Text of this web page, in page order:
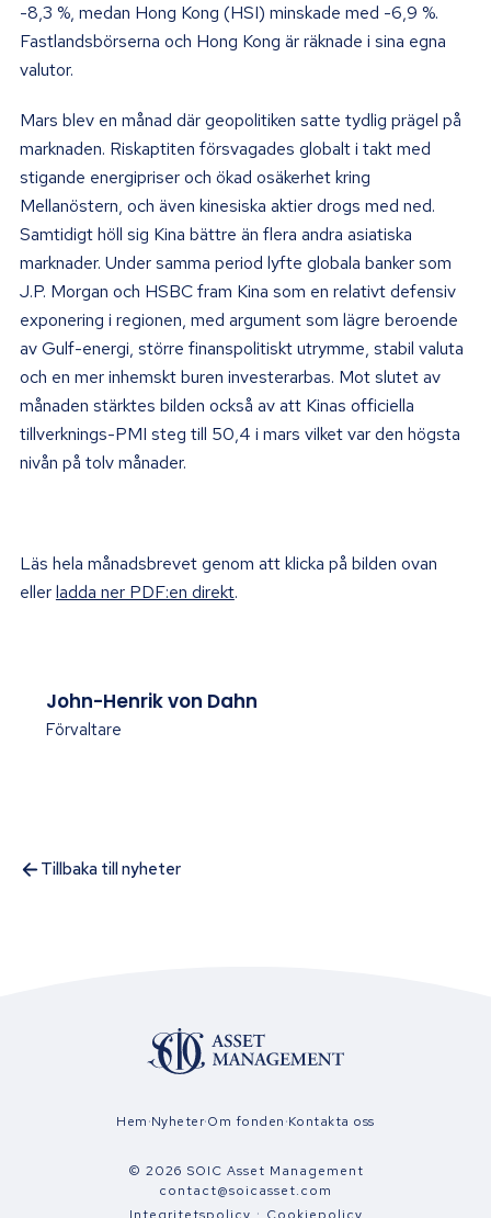
-8,3 %, medan Hong Kong (HSI) minskade med -6,9 %.
Fastlandsbörserna och Hong Kong är räknade i sina egna
valutor.
Mars blev en månad där geopolitiken satte tydlig prägel på
marknaden. Riskaptiten försvagades globalt i takt med
stigande energipriser och ökad osäkerhet kring
Mellanöstern, och även kinesiska aktier drogs med ned.
Samtidigt höll sig Kina bättre än flera andra asiatiska
marknader. Under samma period lyfte globala banker som
J.P. Morgan och HSBC fram Kina som en relativt defensiv
exponering i regionen, med argument som lägre beroende
av Gulf-energi, större finanspolitiskt utrymme, stabil valuta
och en mer inhemskt buren investerarbas. Mot slutet av
månaden stärktes bilden också av att Kinas officiella
tillverknings-PMI steg till 50,4 i mars vilket var den högsta
nivån på tolv månader.
Läs hela månadsbrevet genom att klicka på bilden ovan
ellerladda ner PDF:en direkt.
John-Henrik von Dahn
Förvaltare
Tillbaka till nyheter
Hem·Nyheter·Om fonden·Kontakta oss
© 2026 SOIC Asset Management
contact@soicasset.com
Integritetspolicy · Cookiepolicy